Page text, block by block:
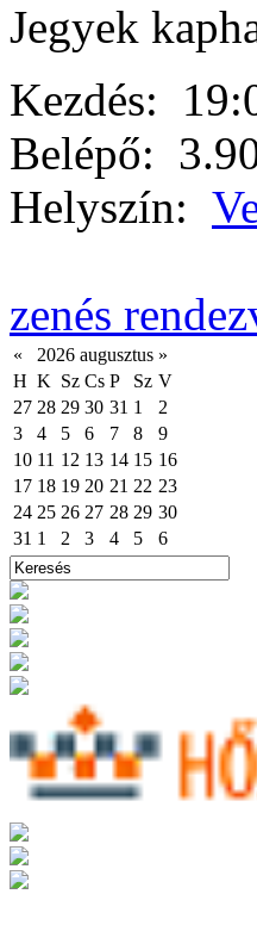
Jegyek
Kezdés:
Belépő:
Helyszín:
zenés
« 2026 augusztus »
H K Sz Cs P Sz V
27 28 29 30 31 1
2
3
4 5 6 7 8
9
10 11 12 13 14 15 16
17 18 19 20 21 22 23
24 25 26 27 28 29 30
31 1 2 3 4 5 6